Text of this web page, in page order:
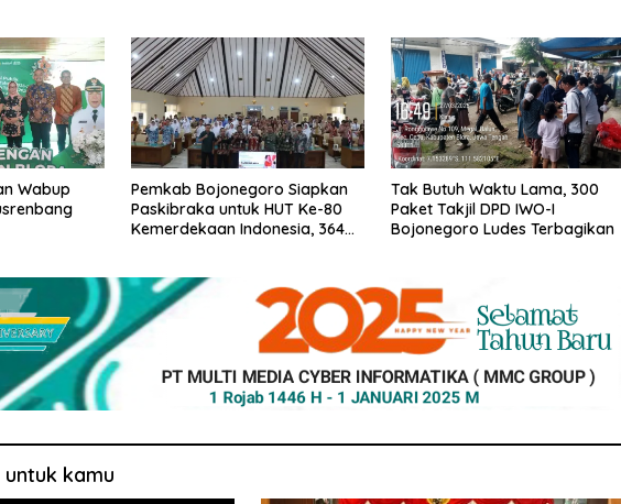
Wabup
Pemkab Bojonegoro Siapkan
Paskibraka untuk HUT Ke-80
Kemerdekaan Indonesia, 364
Tak Butuh Waktu Lama, 300
Paket Takjil DPD IWO-I
Bojonegoro Ludes Terbagikan
kamu